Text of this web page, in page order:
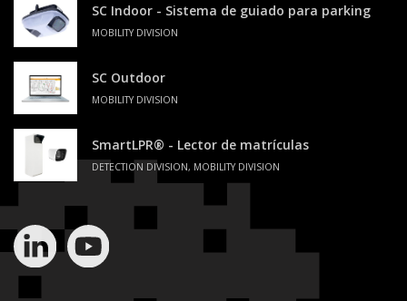
SC Indoor - Sistema de guiado para parking
MOBILITY DIVISION
SC Outdoor
MOBILITY DIVISION
SmartLPR® - Lector de matrículas
DETECTION DIVISION, MOBILITY DIVISION